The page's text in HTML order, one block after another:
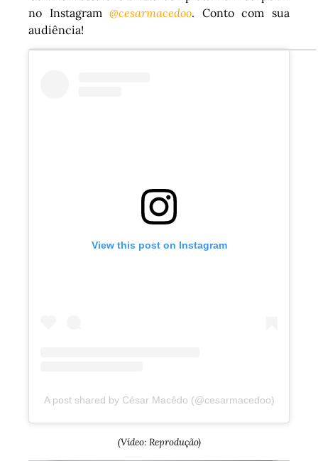
no Instagram@cesarmacedoo. Conto com sua
audiência!
View this post on Instagram
A post shared by César Macêdo (@cesarmacedoo)
(Vídeo: Reprodução)